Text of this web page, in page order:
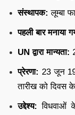
संस्थापक: लूम्बा
पहली बार मनाया
UN द्वारा मान्यता:
प्रेरणा: 23 जून
तारीख को दिवस
उद्देश्य: विधवाओं